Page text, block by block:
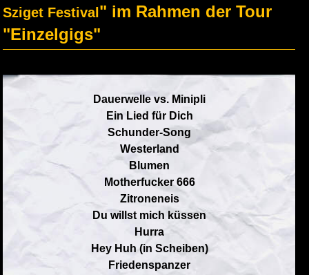
Sziget Festival " im Rahmen der Tour
"Einzelgigs"
Dauerwelle vs. Minipli
Ein Lied für Dich
Schunder-Song
Westerland
Blumen
Motherfucker 666
Zitroneneis
Du willst mich küssen
Hurra
Hey Huh (in Scheiben)
Friedenspanzer